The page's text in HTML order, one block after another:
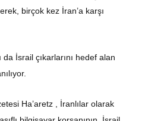
birçok kez İran’a karşı
da İsrail çıkarlarını hedef alan
Ha’aretz , İranlılar olarak